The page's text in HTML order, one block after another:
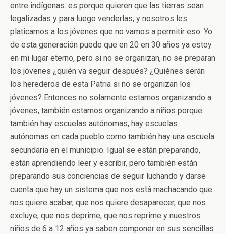
entre indígenas: es porque quieren que las tierras sean
legalizadas y para luego venderlas; y nosotros les
platicamos a los jóvenes que no vamos a permitir eso. Yo
de esta generación puede que en 20 en 30 años ya estoy
en mi lugar eterno, pero si no se organizan, no se preparan
los jóvenes ¿quién va seguir después? ¿Quiénes serán
los herederos de esta Patria si no se organizan los
jóvenes? Entonces no solamente estamos organizando a
jóvenes, también estamos organizando a niños porque
también hay escuelas autónomas, hay escuelas
autónomas en cada pueblo como también hay una escuela
secundaria en el municipio. Igual se están preparando,
están aprendiendo leer y escribir, pero también están
preparando sus conciencias de seguir luchando y darse
cuenta que hay un sistema que nos está machacando que
nos quiere acabar, que nos quiere desaparecer, que nos
excluye, que nos deprime, que nos reprime y nuestros
niños de 6 a 12 años ya saben componer en sus sencillas